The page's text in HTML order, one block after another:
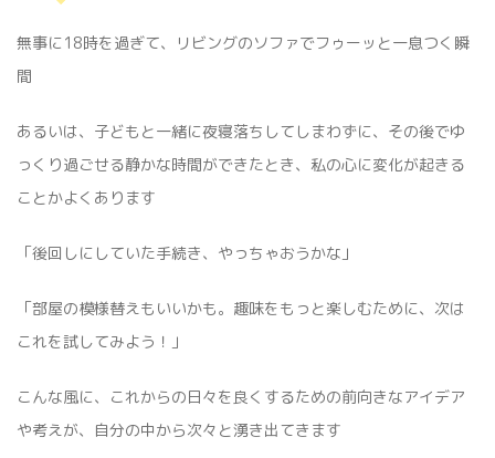
無事に18時を過ぎて、リビングのソファでフゥーッと一息つく瞬
間
あるいは、子どもと一緒に夜寝落ちしてしまわずに、その後でゆ
っくり過ごせる静かな時間ができたとき、私の心に変化が起きる
ことかよくあります
「後回しにしていた手続き、やっちゃおうかな」
「部屋の模様替えもいいかも。趣味をもっと楽しむために、次は
これを試してみよう！」
こんな風に、これからの日々を良くするための前向きなアイデア
や考えが、自分の中から次々と湧き出てきます